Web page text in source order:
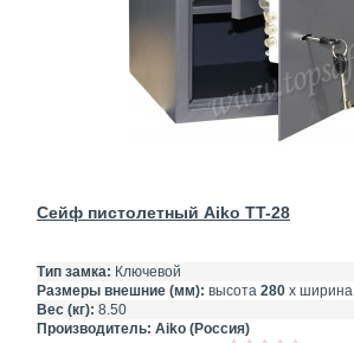
Сейф пистолетный Aiko TT-28
Тип замка: Ключевой
Размеры внешние (мм): высота 280 х ширина
Вес (кг): 8.50
Производитель: Aiko (Россия)